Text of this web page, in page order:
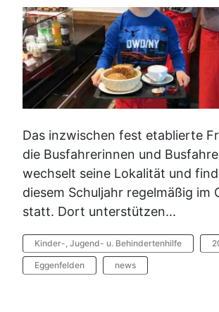
Das inzwischen fest etablierte
die Busfahrerinnen und
wechselt seine Lokalität und
diesem Schuljahr regelmäßig im
statt. Dort unterstützen...
Kinder-, Jugend- u. Behindertenhilfe
Eggenfelden news